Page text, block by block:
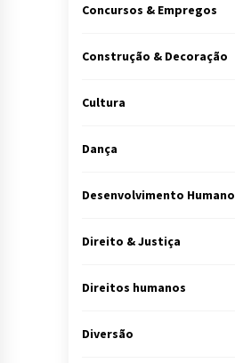
Concursos & Empregos
Construção & Decoração
Cultura
Dança
Desenvolvimento Humano
Direito & Justiça
Direitos humanos
Diversão